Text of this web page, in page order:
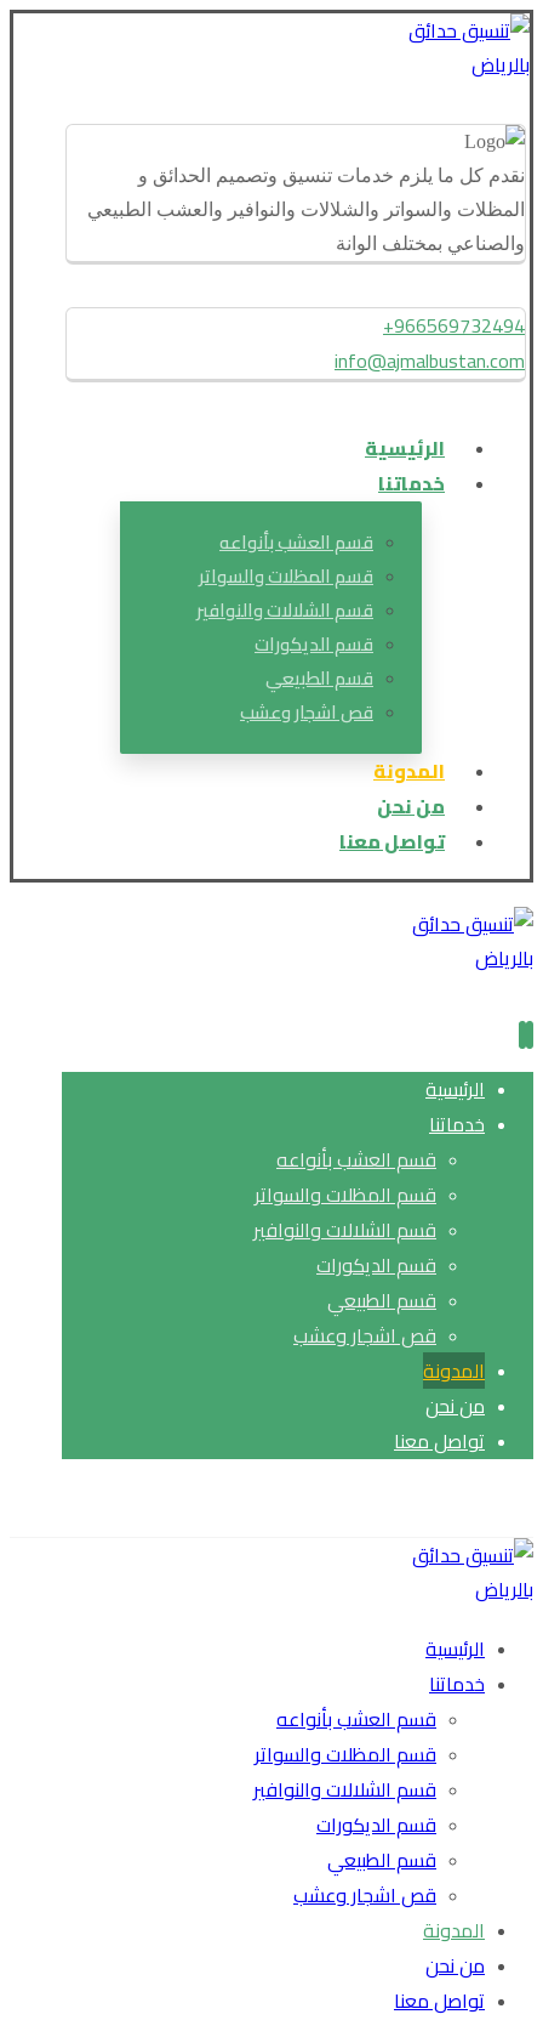
نقدم كل ما يلزم خدمات تنسيق وتصميم الحدائق و
المظلات والسواتر والشلالات والنوافير والعشب الطبيعي
والصناعي بمختلف الوانة
966569732494+
info@ajmalbustan.com
الرئيسية
خدماتنا
قسم العشب بأنواعه
قسم المظلات والسواتر
قسم الشلالات والنوافير
قسم الديكورات
قسم الطبيعي
قص اشجار وعشب
المدونة
من نحن
تواصل معنا
الرئيسية
خدماتنا
قسم العشب بأنواعه
قسم المظلات والسواتر
قسم الشلالات والنوافير
قسم الديكورات
قسم الطبيعي
قص اشجار وعشب
المدونة
من نحن
تواصل معنا
الرئيسية
خدماتنا
قسم العشب بأنواعه
قسم المظلات والسواتر
قسم الشلالات والنوافير
قسم الديكورات
قسم الطبيعي
قص اشجار وعشب
المدونة
من نحن
تواصل معنا